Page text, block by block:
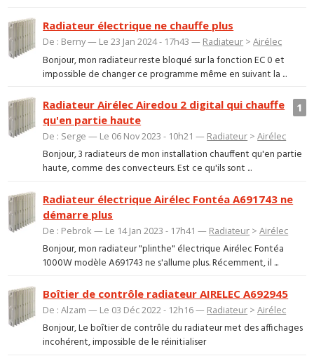
Radiateur électrique ne chauffe plus
De : Berny — Le 23 Jan 2024 - 17h43 — Radiateur >Airélec
Bonjour, mon radiateur reste bloqué sur la fonction EC 0 et
impossible de changer ce programme même en suivant la ...
1
Radiateur Airélec Airedou 2 digital qui chauffe
qu'en partie haute
De : Serge — Le 06 Nov 2023 - 10h21 — Radiateur >Airélec
Bonjour, 3 radiateurs de mon installation chauffent qu'en partie
haute, comme des convecteurs. Est ce qu'ils sont ...
Radiateur électrique Airélec Fontéa A691743 ne
démarre plus
De : Pebrok — Le 14 Jan 2023 - 17h41 — Radiateur >Airélec
Bonjour, mon radiateur "plinthe" électrique Airélec Fontéa
1000W modèle A691743 ne s'allume plus. Récemment, il ...
Boîtier de contrôle radiateur AIRELEC A692945
De : Alzam — Le 03 Déc 2022 - 12h16 — Radiateur >Airélec
Bonjour, Le boîtier de contrôle du radiateur met des affichages
incohérent, impossible de le réinitialiser